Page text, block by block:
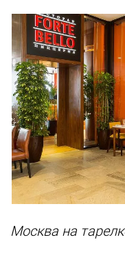
Москва на